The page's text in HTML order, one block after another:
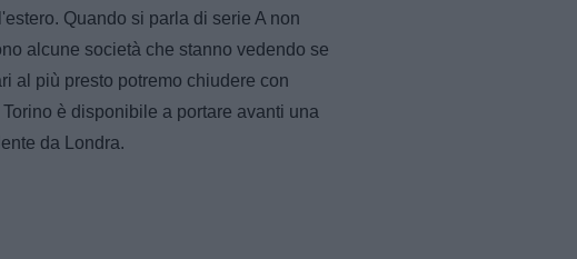
Quando si parla di serie A non
alcune società che stanno vedendo se
al più presto potremo chiudere con
è disponibile a portare avanti una
da Londra.